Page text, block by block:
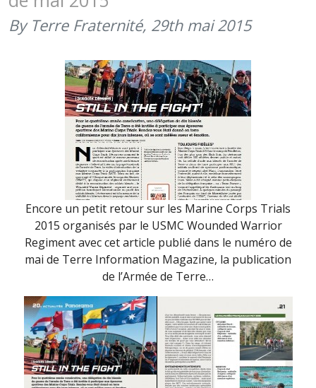
By Terre Fraternité, 29th mai 2015
Encore un petit retour sur les Marine Corps Trials
2015 organisés par le USMC Wounded Warrior
Regiment​ avec cet article publié dans le numéro de
mai de Terre Information Magazine, la publication
de l’Armée de Terre​…